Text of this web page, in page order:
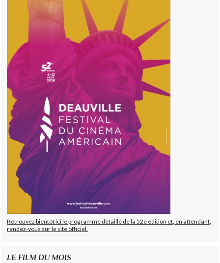
Retrouvez bientôt ici le programme détaillé de la 52e édition et, en attendant,
rendez-vous sur le site officiel.
LE FILM DU MOIS